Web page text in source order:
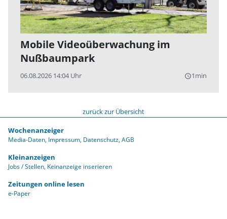
Mobile Videoüberwachung im
Nußbaumpark
06.08.2026 14:04 Uhr query_builder1min
zurück zur Übersicht
Wochenanzeiger
Media-Daten Impressum Datenschutz AGB
Kleinanzeigen
Jobs / Stellen Keinanzeige inserieren
Zeitungen online lesen
e-Paper